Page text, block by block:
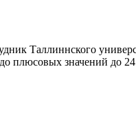
Таллиннского
плюсовых значений до